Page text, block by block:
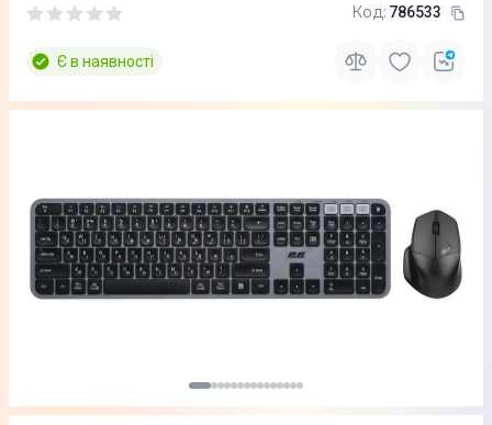
Код: 786533
Є в наявності